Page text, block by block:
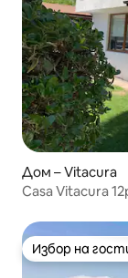
Дом – Vitacura
Casa Vitacura
Избор на
Избор на